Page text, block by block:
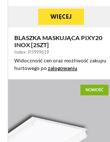
WIĘCEJ
BLASZKA MASKUJĄCA PIXY20
INOX [2SZT]
Index: P5999619
Widoczność cen oraz możliwość zakupu
hurtowego pozalogowaniu
NOWOŚĆ